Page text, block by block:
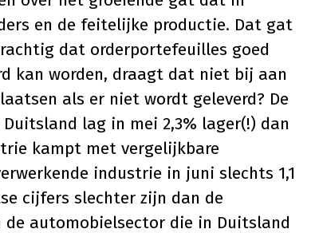
en de feitelijke productie. Dat gat
dat orderportefeuilles goed
kan worden, draagt dat niet bij aan
als er niet wordt geleverd? De
lag in mei 2,3% lager(!) dan
kampt met vergelijkbare
industrie in juni slechts 1,1
cijfers slechter zijn dan de
automobielsector die in Duitsland